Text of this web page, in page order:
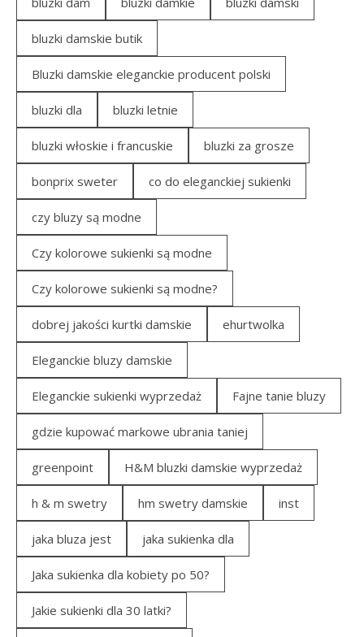
bluzki damskie butik
Bluzki damskie eleganckie producent polski
bluzki dla bluzki letnie
bluzki włoskie i francuskie bluzki za grosze
bonprix sweter co do eleganckiej sukienki
czy bluzy są modne
Czy kolorowe sukienki są modne
Czy kolorowe sukienki są modne?
dobrej jakości kurtki damskie ehurtwolka
Eleganckie bluzy damskie
Eleganckie sukienki wyprzedaż Fajne tanie bluzy
gdzie kupować markowe ubrania taniej
greenpoint H&M bluzki damskie wyprzedaż
h & m swetry hm swetry damskie inst
jaka bluza jest jaka sukienka dla
Jaka sukienka dla kobiety po 50?
Jakie sukienki dla 30 latki?